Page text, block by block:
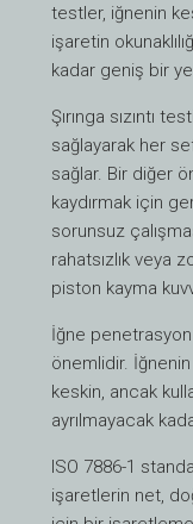
testler, iğnenin
işaretin
kadar geniş bir
Şırınga sızıntı
sağlayarak her
sağlar. Bir diğer
kaydırmak için
sorunsuz
rahatsızlık veya
piston kayma
İğne
önemlidir.
keskin, ancak
ayrılmayacak
ISO 7886-1
işaretlerin net,